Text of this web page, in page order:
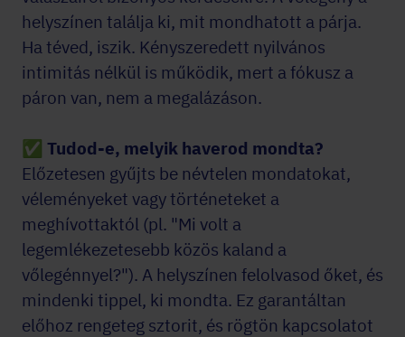
helyszínen találja ki, mit mondhatott a párja.
Ha téved, iszik. Kényszeredett nyilvános
intimitás nélkül is működik, mert a fókusz a
páron van, nem a megalázáson.
✅ Tudod-e, melyik haverod mondta?
Előzetesen gyűjts be névtelen mondatokat,
véleményeket vagy történeteket a
meghívottaktól (pl. "Mi volt a
legemlékezetesebb közös kaland a
vőlegénnyel?"). A helyszínen felolvasod őket, és
mindenki tippel, ki mondta. Ez garantáltan
előhoz rengeteg sztorit, és rögtön kapcsolatot